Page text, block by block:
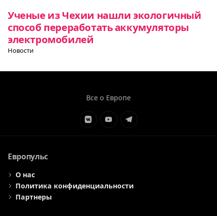
Ученые из Чехии нашли экологичный
способ переработать аккумуляторы
электромобилей
Новости
Все о Европе
ЭлементЭлементЭлемент
Европульс
О нас
Политика конфиденциальности
Партнеры